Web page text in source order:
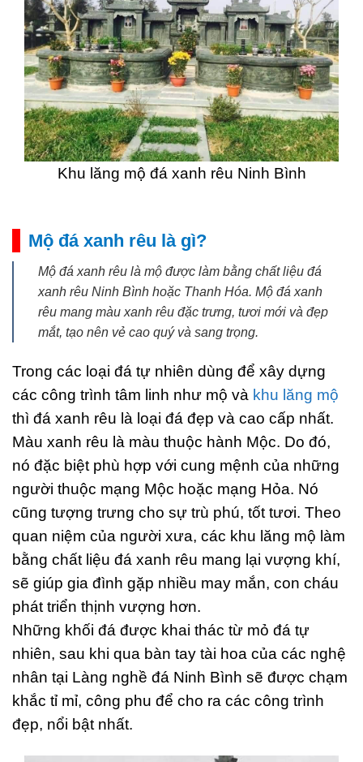
Khu lăng mộ đá xanh rêu Ninh Bình
Mộ đá xanh rêu là gì?
Mộ đá xanh rêu là mộ được làm bằng chất liệu đá
xanh rêu Ninh Bình hoặc Thanh Hóa. Mộ đá xanh
rêu mang màu xanh rêu đặc trưng, tươi mới và đẹp
mắt, tạo nên vẻ cao quý và sang trọng.
Trong các loại đá tự nhiên dùng để xây dựng
các công trình tâm linh như mộ và khu lăng mộ
thì đá xanh rêu là loại đá đẹp và cao cấp nhất.
Màu xanh rêu là màu thuộc hành Mộc. Do đó,
nó đặc biệt phù hợp với cung mệnh của những
người thuộc mạng Mộc hoặc mạng Hỏa. Nó
cũng tượng trưng cho sự trù phú, tốt tươi. Theo
quan niệm của người xưa, các khu lăng mộ làm
bằng chất liệu đá xanh rêu mang lại vượng khí,
sẽ giúp gia đình gặp nhiều may mắn, con cháu
phát triển thịnh vượng hơn.
Những khối đá được khai thác từ mỏ đá tự
nhiên, sau khi qua bàn tay tài hoa của các nghệ
nhân tại Làng nghề đá Ninh Bình sẽ được chạm
khắc tỉ mỉ, công phu để cho ra các công trình
đẹp, nổi bật nhất.